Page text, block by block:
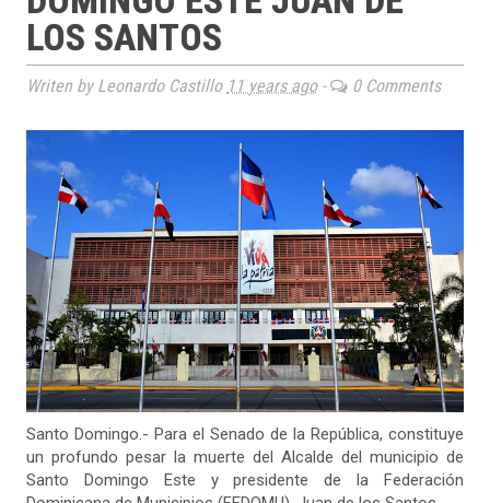
LOS SANTOS
Writen by Leonardo Castillo 11 years ago- 0 Comments
Santo Domingo.- Para el Senado de la República, constituye
un profundo pesar la muerte del Alcalde del municipio de
Santo Domingo Este y presidente de la Federación